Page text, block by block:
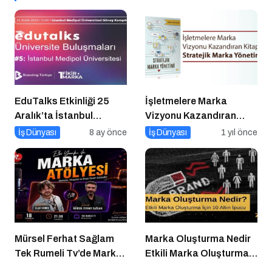
EduTalks Etkinliği 25
Aralık’ta İstanbul
Medipol
İş Dünyası 8 ay önce
İşletmelere Marka
Vizyonu Kazandıran
Kitap: Stratejik Marka
İş Dünyası 1 yıl önce
Mürsel Ferhat Sağlam
Tek Rumeli Tv’de Marka
Marka Oluşturma Nedir
Etkili Marka Oluşturma